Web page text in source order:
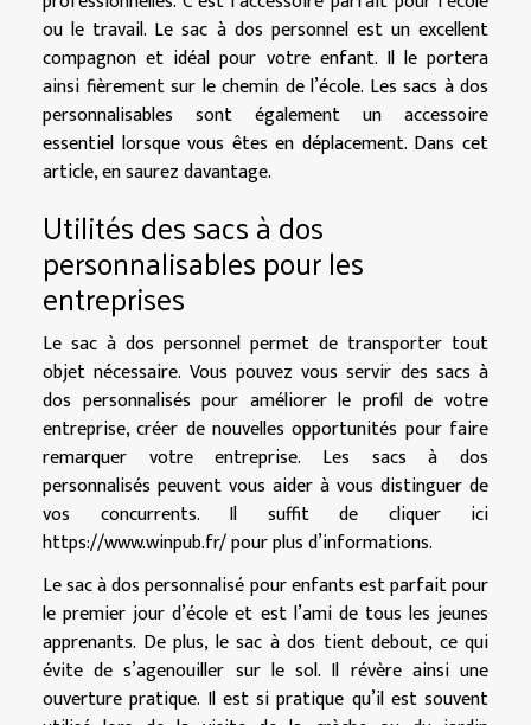
ou le travail. Le sac à dos personnel est un excellent
compagnon et idéal pour votre enfant. Il le portera
ainsi fièrement sur le chemin de l’école. Les sacs à dos
personnalisables sont également un accessoire
essentiel lorsque vous êtes en déplacement. Dans cet
article, en saurez davantage.
Utilités des sacs à dos
personnalisables pour les
entreprises
Le sac à dos personnel permet de transporter tout
objet nécessaire. Vous pouvez vous servir des sacs à
dos personnalisés pour améliorer le profil de votre
entreprise, créer de nouvelles opportunités pour faire
remarquer votre entreprise. Les sacs à dos
personnalisés peuvent vous aider à vous distinguer de
vos concurrents. Il suffit de cliquer ici
https://www.winpub.fr/pour plus d’informations.
Le sac à dos personnalisé pour enfants est parfait pour
le premier jour d’école et est l’ami de tous les jeunes
apprenants. De plus, le sac à dos tient debout, ce qui
évite de s’agenouiller sur le sol. Il révère ainsi une
ouverture pratique. Il est si pratique qu’il est souvent